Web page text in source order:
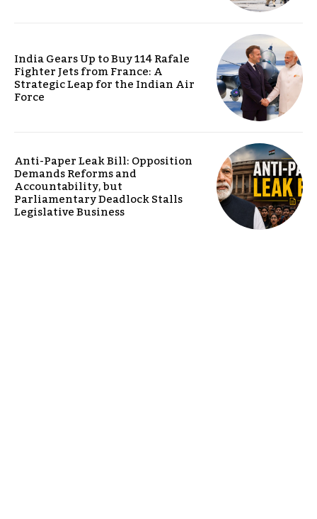
India Gears Up to Buy 114 Rafale
Fighter Jets from France: A
Strategic Leap for the Indian Air
Force
Anti-Paper Leak Bill: Opposition
Demands Reforms and
Accountability, but
Parliamentary Deadlock Stalls
Legislative Business